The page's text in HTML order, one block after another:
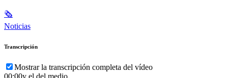
🗞
Noticias
Transcripción
Mostrar la transcripción completa del vídeo